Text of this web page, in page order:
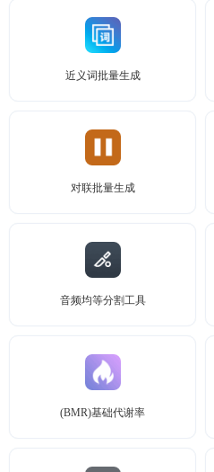
近义词批量生成
对联批量生成
音频均等分割工具
(BMR)基础代谢率